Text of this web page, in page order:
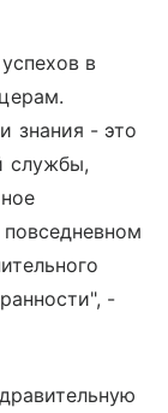
в
знания - это
службы,
-